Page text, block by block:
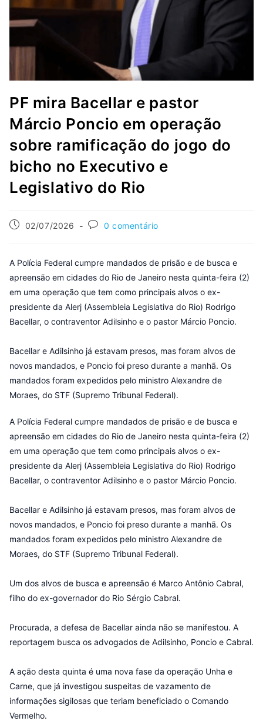
PF mira Bacellar e pastor
Márcio Poncio em operação
sobre ramificação do jogo do
bicho no Executivo e
Legislativo do Rio
02/07/2026 0 comentário
A Polícia Federal cumpre mandados de prisão e de busca e
apreensão em cidades do Rio de Janeiro nesta quinta-feira (2)
em uma operação que tem como principais alvos o ex-
presidente da Alerj (Assembleia Legislativa do Rio) Rodrigo
Bacellar, o contraventor Adilsinho e o pastor Márcio Poncio.
Bacellar e Adilsinho já estavam presos, mas foram alvos de
novos mandados, e Poncio foi preso durante a manhã. Os
mandados foram expedidos pelo ministro Alexandre de
Moraes, do STF (Supremo Tribunal Federal).
A Polícia Federal cumpre mandados de prisão e de busca e
apreensão em cidades do Rio de Janeiro nesta quinta-feira (2)
em uma operação que tem como principais alvos o ex-
presidente da Alerj (Assembleia Legislativa do Rio) Rodrigo
Bacellar, o contraventor Adilsinho e o pastor Márcio Poncio.
Bacellar e Adilsinho já estavam presos, mas foram alvos de
novos mandados, e Poncio foi preso durante a manhã. Os
mandados foram expedidos pelo ministro Alexandre de
Moraes, do STF (Supremo Tribunal Federal).
Um dos alvos de busca e apreensão é Marco Antônio Cabral,
filho do ex-governador do Rio Sérgio Cabral.
Procurada, a defesa de Bacellar ainda não se manifestou. A
reportagem busca os advogados de Adilsinho, Poncio e Cabral.
A ação desta quinta é uma nova fase da operação Unha e
Carne, que já investigou suspeitas de vazamento de
informações sigilosas que teriam beneficiado o Comando
Vermelho.